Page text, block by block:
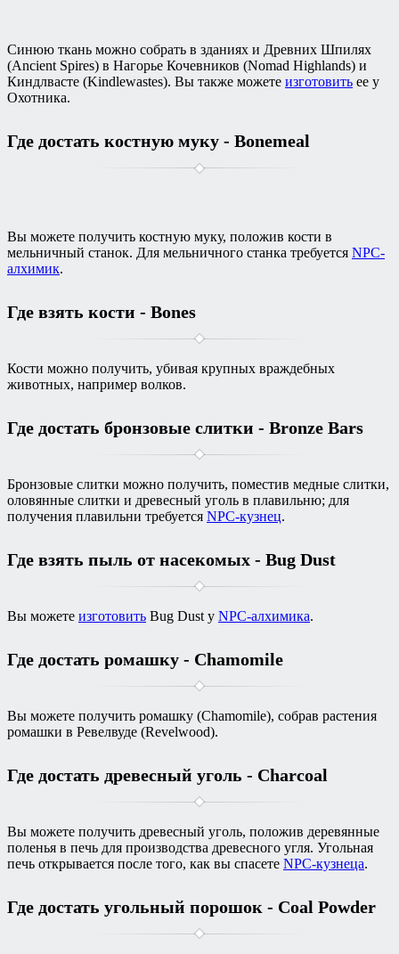
Синюю ткань можно собрать в зданиях и Древних Шпилях
(Ancient Spires) в Нагорье Кочевников (Nomad Highlands) и
Киндлвасте (Kindlewastes). Вы также можете изготовить ее у
Охотника.
Где достать костную муку - Bonemeal
Вы можете получить костную муку, положив кости в
мельничный станок. Для мельничного станка требуется NPC-
алхимик.
Где взять кости - Bones
Кости можно получить, убивая крупных враждебных
животных, например волков.
Где достать бронзовые слитки - Bronze Bars
Бронзовые слитки можно получить, поместив медные слитки,
оловянные слитки и древесный уголь в плавильню; для
получения плавильни требуется NPC-кузнец.
Где взять пыль от насекомых - Bug Dust
Вы можете изготовить Bug Dust у NPC-алхимика.
Где достать ромашку - Chamomile
Вы можете получить ромашку (Chamomile), собрав растения
ромашки в Ревелвуде (Revelwood).
Где достать древесный уголь - Charcoal
Вы можете получить древесный уголь, положив деревянные
поленья в печь для производства древесного угля. Угольная
печь открывается после того, как вы спасете NPC-кузнеца.
Где достать угольный порошок - Coal Powder